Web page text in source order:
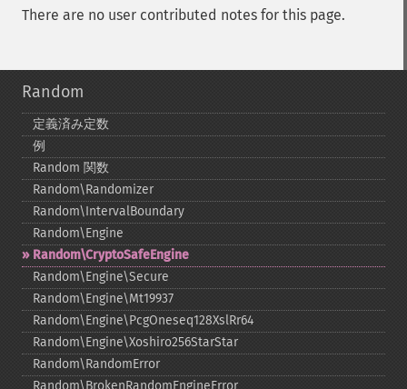
There are no user contributed notes for this page.
Random
定義済み定数
例
Random 関数
Random\Randomizer
Random\IntervalBoundary
Random\Engine
Random\CryptoSafeEngine
Random\Engine\Secure
Random\Engine\Mt19937
Random\Engine\PcgOneseq128XslRr64
Random\Engine\Xoshiro256StarStar
Random\RandomError
Random\BrokenRandomEngineError